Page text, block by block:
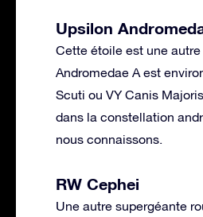
Upsilon
Cette étoile est une
Andromedae A est
Scuti ou VY Canis
dans la constellation
nous connaissons.
RW Cephei
Une autre supergéante